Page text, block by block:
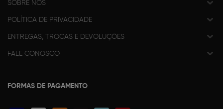
SOBRE NÓS
POLÍTICA DE PRIVACIDADE
ENTREGAS, TROCAS E DEVOLUÇÕES
FALE CONOSCO
FORMAS DE PAGAMENTO